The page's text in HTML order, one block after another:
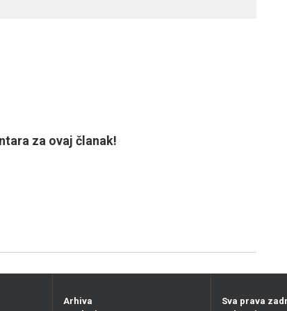
za ovaj članak!
Arhiva
Sva prava